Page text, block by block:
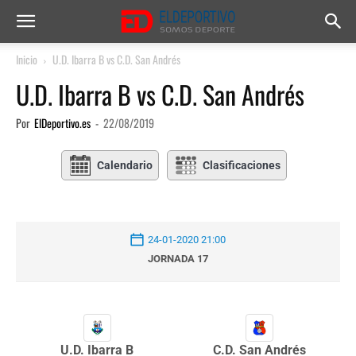
Inicio U.D. Ibarra B vs C.D. San Andrés
U.D. Ibarra B vs C.D. San Andrés
Por ElDeportivo.es - 22/08/2019
Calendario Clasificaciones
24-01-2020 21:00
JORNADA 17
U.D. Ibarra B C.D. San Andrés